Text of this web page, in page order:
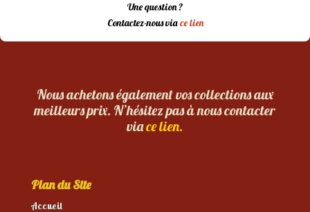
Une question ?
Contactez-nous viace lien
Nous achetons également vos collections aux
meilleurs prix. N’hésitez pas à nous contacter
viace lien.
Plan du Site
Accueil